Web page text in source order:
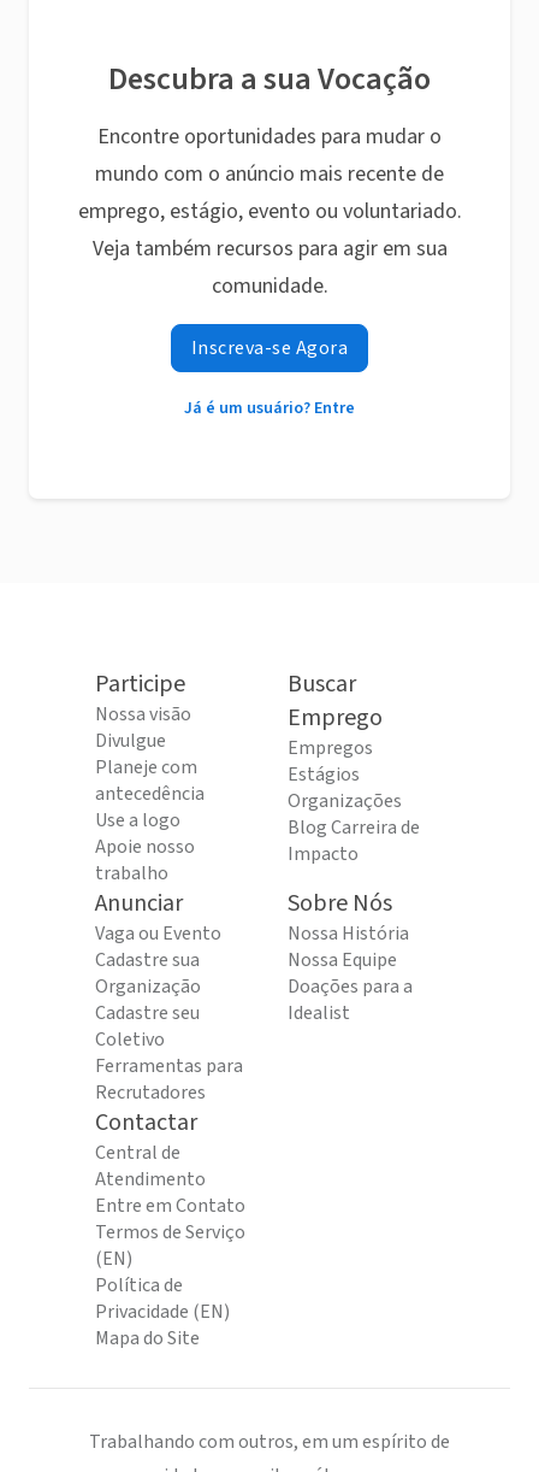
Descubra a sua Vocação
Encontre oportunidades para mudar o
mundo com o anúncio mais recente de
emprego, estágio, evento ou voluntariado.
Veja também recursos para agir em sua
comunidade.
Inscreva-se Agora
Já é um usuário? Entre
Participe
Nossa visão
Divulgue
Planeje com
antecedência
Use a logo
Apoie nosso
trabalho
Buscar
Emprego
Empregos
Estágios
Organizações
Blog Carreira de
Impacto
Anunciar
Vaga ou Evento
Cadastre sua
Organização
Cadastre seu
Coletivo
Ferramentas para
Recrutadores
Sobre Nós
Nossa História
Nossa Equipe
Doações para a
Idealist
Contactar
Central de
Atendimento
Entre em Contato
Termos de Serviço
(EN)
Política de
Privacidade (EN)
Mapa do Site
Trabalhando com outros, em um espírito de